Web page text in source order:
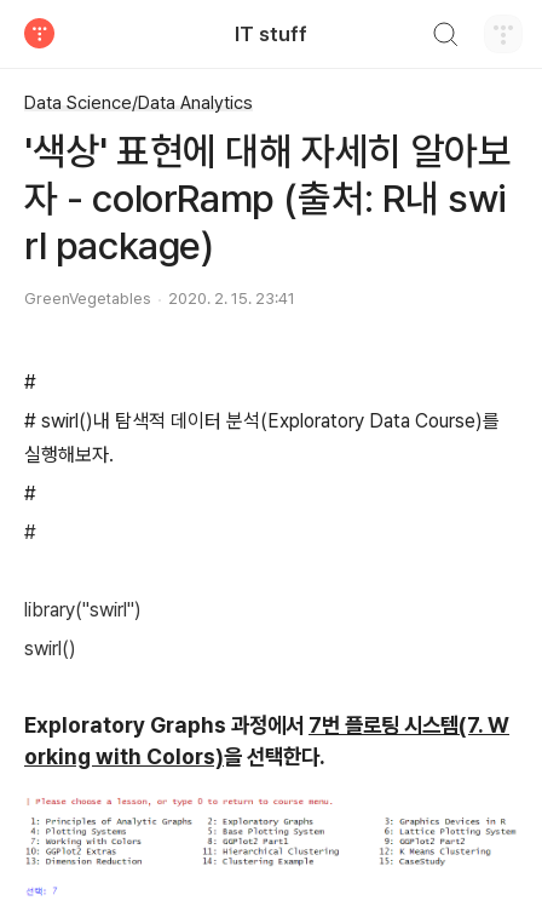
IT stuff
Data Science/Data Analytics
'색상' 표현에 대해 자세히 알아보
자 - colorRamp (출처: R내 swi
rl package)
GreenVegetables 2020. 2. 15. 23:41
#
# swirl()내 탐색적 데이터 분석(Exploratory Data Course)를
실행해보자.
#
#
library("swirl")
swirl()
Exploratory Graphs 과정에서 7번 플로팅 시스템(7. W
orking with Colors)을 선택한다.